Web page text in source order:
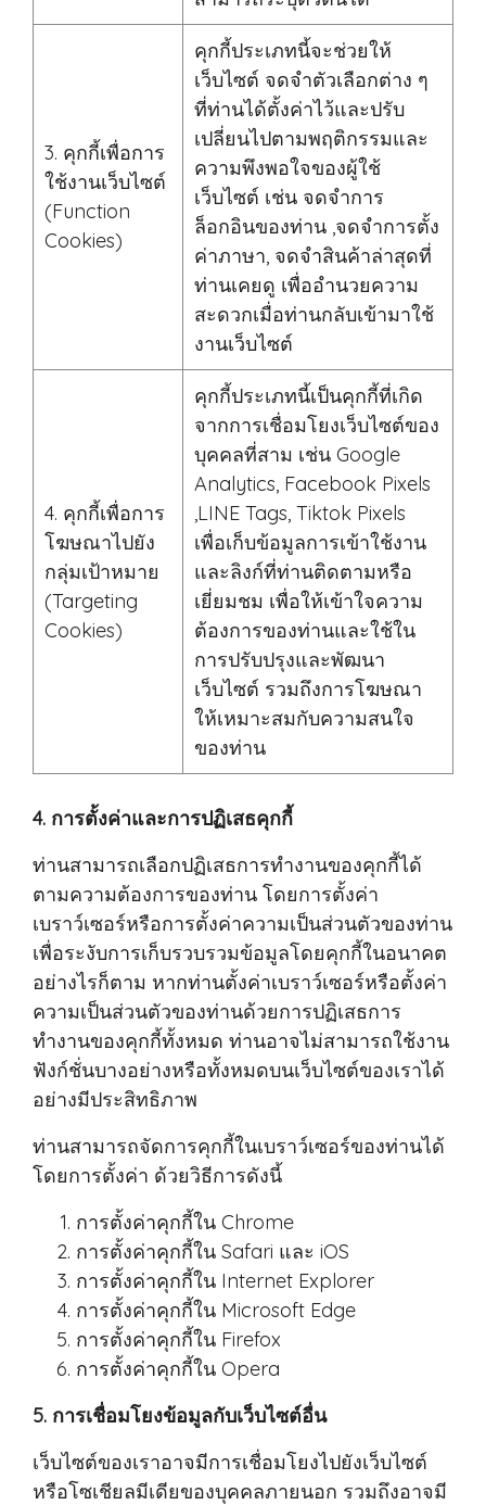
3. คุกกี้เพื่อการ
ใช้งานเว็บไซต์
(Function
Cookies)
คุกกี้ประเภทนี้จะช่วยให้
เว็บไซต์ จดจำตัวเลือกต่าง ๆ
ที่ท่านได้ตั้งค่าไว้และปรับ
เปลี่ยนไปตามพฤติกรรมและ
ความพึงพอใจของผู้ใช้
เว็บไซต์ เช่น จดจำการ
ล็อกอินของท่าน ,จดจำการตั้ง
ค่าภาษา, จดจำสินค้าล่าสุดที่
ท่านเคยดู เพื่ออำนวยความ
สะดวกเมื่อท่านกลับเข้ามาใช้
งานเว็บไซต์
4. คุกกี้เพื่อการ
โฆษณาไปยัง
กลุ่มเป้าหมาย
(Targeting
Cookies)
คุกกี้ประเภทนี้เป็นคุกกี้ที่เกิด
จากการเชื่อมโยงเว็บไซต์ของ
บุคคลที่สาม เช่น Google
Analytics, Facebook Pixels
,LINE Tags, Tiktok Pixels
เพื่อเก็บข้อมูลการเข้าใช้งาน
และลิงก์ที่ท่านติดตามหรือ
เยี่ยมชม เพื่อให้เข้าใจความ
ต้องการของท่านและใช้ใน
การปรับปรุงและพัฒนา
เว็บไซต์ รวมถึงการโฆษณา
ให้เหมาะสมกับความสนใจ
ของท่าน
4. การตั้งค่าและการปฏิเสธคุกกี้
ท่านสามารถเลือกปฏิเสธการทำงานของคุกกี้ได้
ตามความต้องการของท่าน โดยการตั้งค่า
เบราว์เซอร์หรือการตั้งค่าความเป็นส่วนตัวของท่าน
เพื่อระงับการเก็บรวบรวมข้อมูลโดยคุกกี้ในอนาคต
อย่างไรก็ตาม หากท่านตั้งค่าเบราว์เซอร์หรือตั้งค่า
ความเป็นส่วนตัวของท่านด้วยการปฏิเสธการ
ทำงานของคุกกี้ทั้งหมด ท่านอาจไม่สามารถใช้งาน
ฟังก์ชั่นบางอย่างหรือทั้งหมดบนเว็บไซต์ของเราได้
อย่างมีประสิทธิภาพ
ท่านสามารถจัดการคุกกี้ในเบราว์เซอร์ของท่านได้
โดยการตั้งค่า ด้วยวิธีการดังนี้
การตั้งค่าคุกกี้ใน Chrome
การตั้งค่าคุกกี้ใน Safari และ iOS
การตั้งค่าคุกกี้ใน Internet Explorer
การตั้งค่าคุกกี้ใน Microsoft Edge
การตั้งค่าคุกกี้ใน Firefox
การตั้งค่าคุกกี้ใน Opera
5. การเชื่อมโยงข้อมูลกับเว็บไซต์อื่น
เว็บไซต์ของเราอาจมีการเชื่อมโยงไปยังเว็บไซต์
หรือโซเชียลมีเดียของบุคคลภายนอก รวมถึงอาจมี